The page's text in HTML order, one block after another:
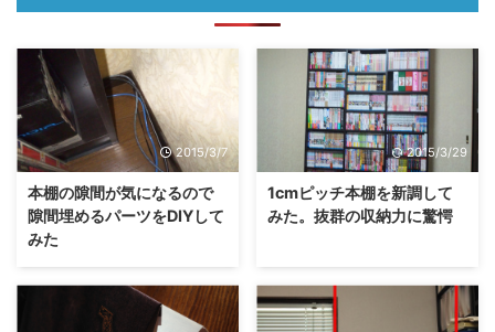
2015/3/7
本棚の隙間が気になるので
隙間埋めるパーツをDIYして
みた
2015/3/29
1cmピッチ本棚を新調して
みた。抜群の収納力に驚愕